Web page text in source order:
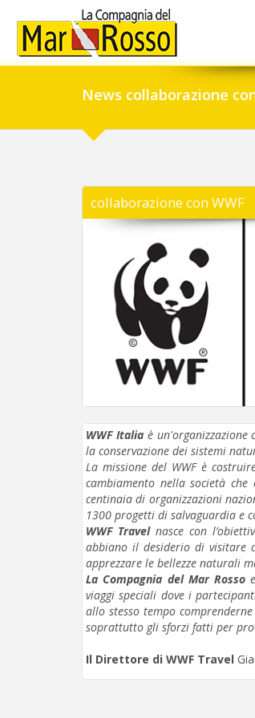
News collaborazione
collaborazione con WWF
WWF Italia è
la conservazione dei sistemi
La missione del WWF è
cambiamento nella società
centinaia di organizzazioni
1300 progetti di salvaguardia e
WWF Travel nasce con
abbiano il desiderio di visitare
apprezzare le bellezze naturali
La Compagnia del Mar Rosso e
viaggi speciali dove i
allo stesso tempo
soprattutto gli sforzi fatti per
Il Direttore di WWF Travel